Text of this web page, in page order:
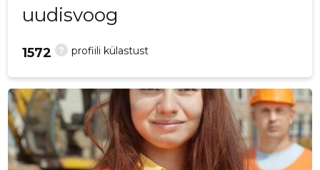
uudisvoog
? profiili külastust
1572